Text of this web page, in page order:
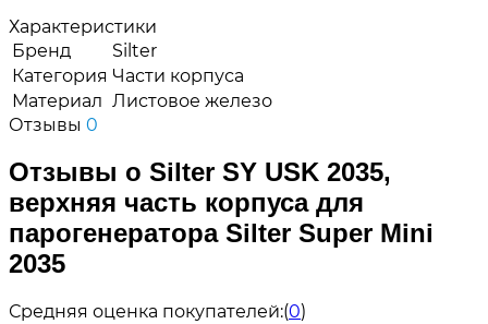
Характеристики
Бренд
Silter
Категория Части корпуса
Материал Листовое железо
Отзывы 0
Отзывы о Silter SY USK 2035,
верхняя часть корпуса для
парогенератора Silter Super Mini
2035
Средняя оценка покупателей:(0)